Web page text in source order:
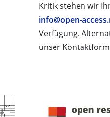
Kritik stehen wir
info@open-
Verfügung.
unser